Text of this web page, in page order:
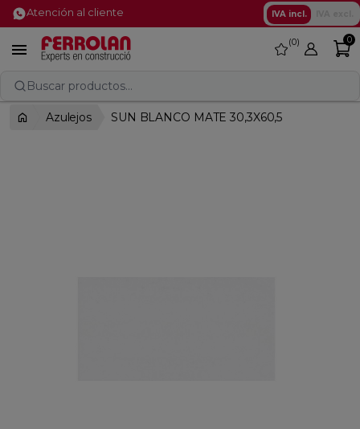
Atención al cliente IVA incl.
 favorite
0 0
Buscar productos...
Azulejos SUN BLANCO MATE 30,3X60,5